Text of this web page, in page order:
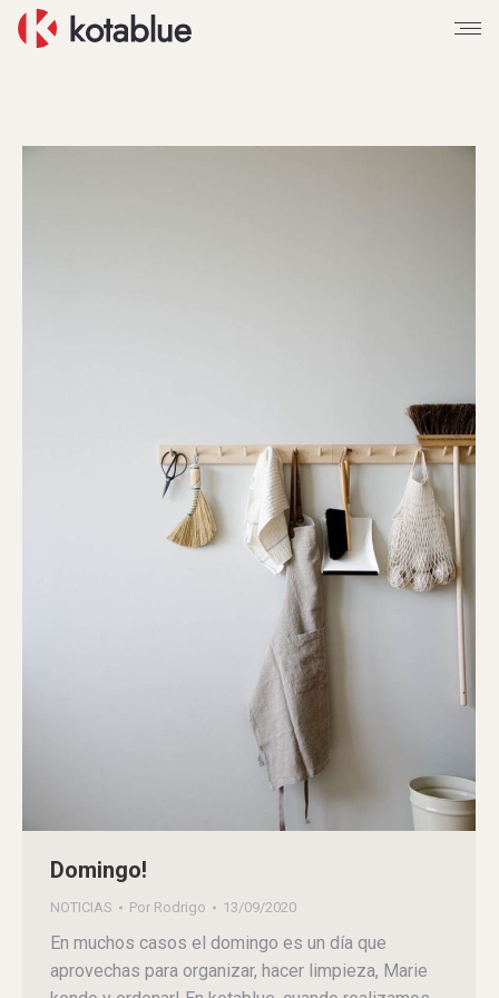
Domingo!
NOTICIAS Por Rodrigo 13/09/2020
En muchos casos el domingo es un día que
aprovechas para organizar, hacer limpieza, Marie